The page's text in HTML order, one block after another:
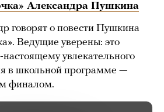
Александра Пушкина
говорят о повести Пушкина
Ведущие уверены: это
увлекательного
в школьной программе —
финалом.